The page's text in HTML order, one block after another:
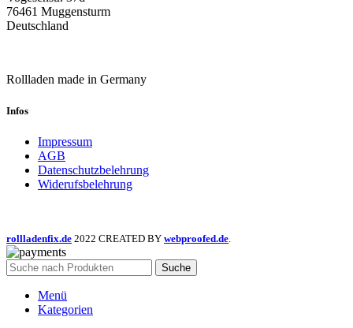
76461 Muggensturm
Deutschland
Rollladen made in Germany
Infos
Impressum
AGB
Datenschutzbelehrung
Widerufsbelehrung
rollladenfix.de 2022 CREATED BY webproofed.de
Suche
Menü
Kategorien